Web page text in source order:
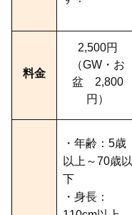
料金
2,500円
（GW・お
盆 2,800
円）
・年齢：5歳
以上～70歳以
下
・身長：